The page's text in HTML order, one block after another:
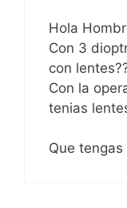
Hola
Con 3
con
Con la
tenias
Que